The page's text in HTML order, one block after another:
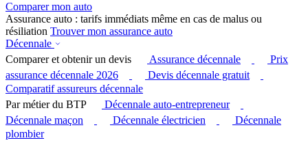
Comparer mon auto
Assurance auto : tarifs immédiats même en cas de malus ou
résiliation Trouver mon assurance auto
Décennale
Comparer et obtenir un devis
Assurance décennale
Prix
assurance décennale 2026
Devis décennale gratuit
Comparatif assureurs décennale
Par métier du BTP
Décennale auto-entrepreneur
Décennale maçon
Décennale électricien
Décennale
plombier